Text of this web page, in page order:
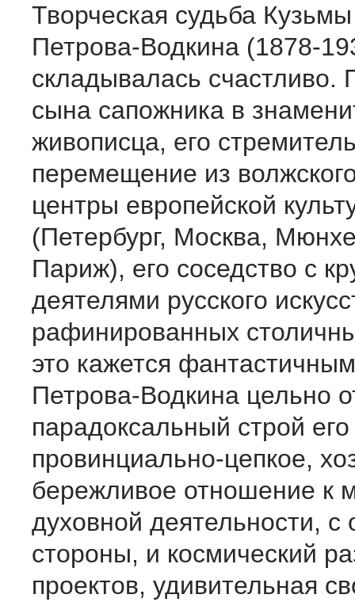
Творческая судьба
Петрова-Водкина (1878-
складывалась
сына сапожника в
живописца, его
перемещение из
центры европейской
(Петербург, Москва,
Париж), его соседство с
деятелями русского
рафинированных
это кажется
Петрова-Водкина цельно
парадоксальный строй
провинциально-цепкое,
бережливое отношение к
духовной деятельности, с
стороны, и космический
проектов, удивительная